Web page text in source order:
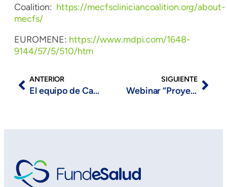
Coalition: https://mecfscliniciancoalition.org/about-
mecfs/
EUROMENE: https://www.mdpi.com/1648-
9144/57/5/510/htm
ANTERIOR
El equipo de Canal Extremadura recibe formación en prevención del suicidio
SIGUIENTE
Webinar “Proyectos de investigación y difusión de resultados en Terapia Ocupacional”